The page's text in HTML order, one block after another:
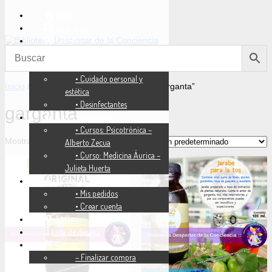
Inicio / / Productos etiquetados “garganta”
garganta
Mostrando los 2 resultados
Tienda
• Cuidado personal y
estética
• Desinfectantes
Servicios y Cursos
• Cursos: Psicotrónica –
Alberto Zecua
• Curso: Medicina Áurica –
Julieta Huerta
Mi cuenta
• Mis pedidos
• Crear cuenta
FAQ’s
Lista de deseos
Carrito
– Finalizar compra